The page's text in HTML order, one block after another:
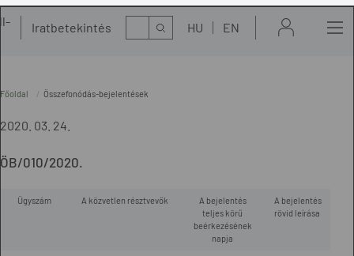
Iratbetekintés Kereső HU EN
Főoldal Összefonódás-bejelentések
2020. 03. 24.
ÖB/010/2020.
Ügyszám A közvetlen résztvevők
A bejelentés
teljes körű
beérkezésének
napja
A bejelentés
rövid leírása